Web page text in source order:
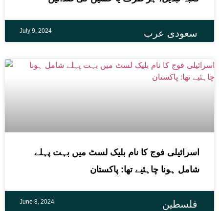
سعودی عرب July 9, 2024
فلسطین
اسرائیلی فوج کا نام بلیک لسٹ میں بہت پہلے
شامل ہونا چاہئیے تھا: پاکستان
June 8, 2024